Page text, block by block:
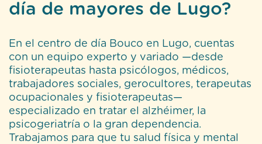
día de mayores de Lugo?
En el centro de día Bouco en Lugo, cuentas
con un equipo experto y variado —desde
fisioterapeutas hasta psicólogos, médicos,
trabajadores sociales, gerocultores, terapeutas
ocupacionales y fisioterapeutas—
especializado en tratar el alzhéimer, la
psicogeriatría o la gran dependencia.
Trabajamos para que tu salud física y mental